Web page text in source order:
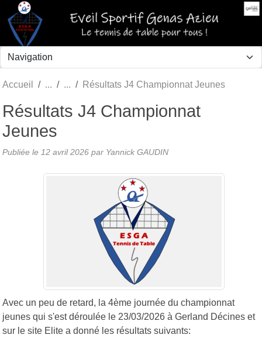
Accueil Résultats J4 Championnat Jeunes
Résultats J4 Championnat
Jeunes
Publiée le 12 avril 2026 par Yannick GAUDIN
Avec un peu de retard, la 4ème journée du championnat
jeunes qui s'est déroulée le 23/03/2026 à Gerland Décines et
sur le site Elite a donné les résultats suivants:
Panneau de gestion des cookies